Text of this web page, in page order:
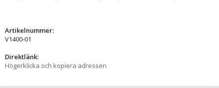
Artikelnummer:
V1400-01
Direktlänk:
Högerklicka och kopiera adressen